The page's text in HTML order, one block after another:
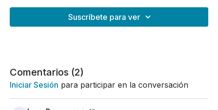
Suscríbete para ver
Comentarios (2)
Iniciar Sesión para participar en la conversación